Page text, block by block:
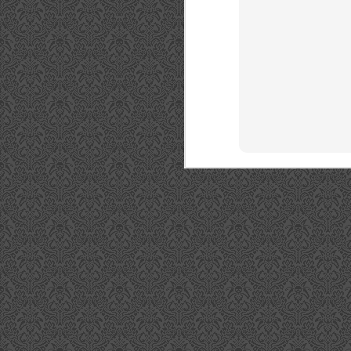
Tequilas und zu den ultralang
gereiften Varianten mit über 10
Jahren Lagerung. Was direkt
auffällt ist hier die Qualität der
Flaschen.